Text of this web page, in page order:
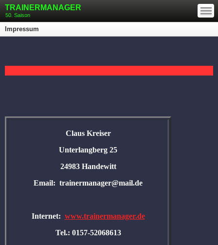
TRAINERMANAGER
50. Saison
—
—
—
Impressum
Claus Kreiser
Unterlangberg 25
24983 Handewitt
Email: trainermanager@mail.de
Internet: www.trainermanager.de
Tel.: 0157-52068613